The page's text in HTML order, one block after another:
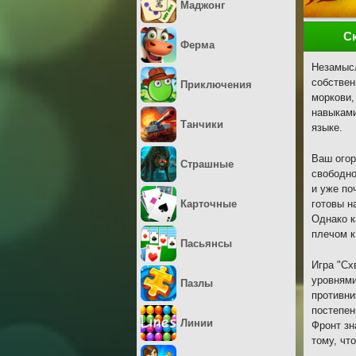
языке.
Ваш
и уже
готовы
Однако
плечом
Игра
Фронт
тому,
Маджонг
Ферма
Приключения
Танчики
Страшные
Карточные
Пасьянсы
Пазлы
Линии